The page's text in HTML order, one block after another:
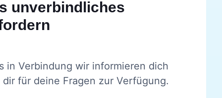
unverbindliches
in Verbindung wir informieren dich
für deine Fragen zur Verfügung.